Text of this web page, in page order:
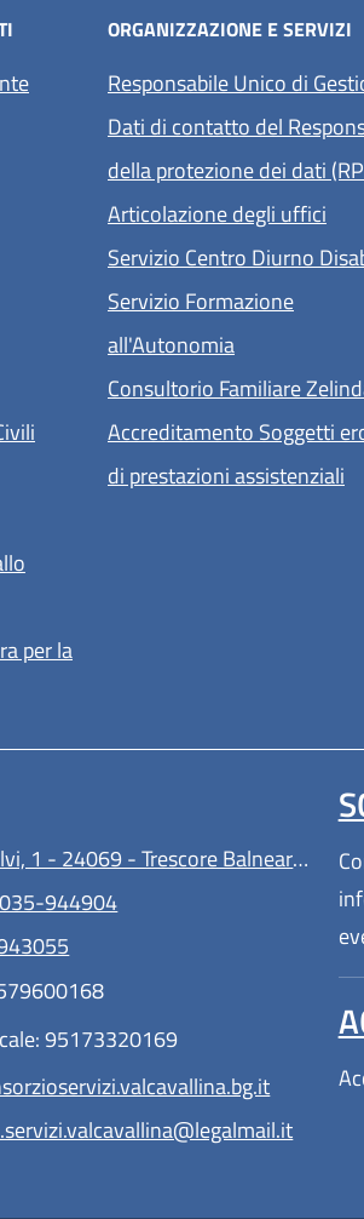
per la
ORGANIZZAZIONE E SERVIZI
Responsabile Unico di
Dati di contatto del
della protezione dei dati
Articolazione degli uffici
Servizio Centro Diurno
Servizio Formazione
all'Autonomia
Consultorio Familiare
Accreditamento Soggetti
di prestazioni assistenziali
1 - 24069 - Trescore Balneario - (BG)
944904
95173320169